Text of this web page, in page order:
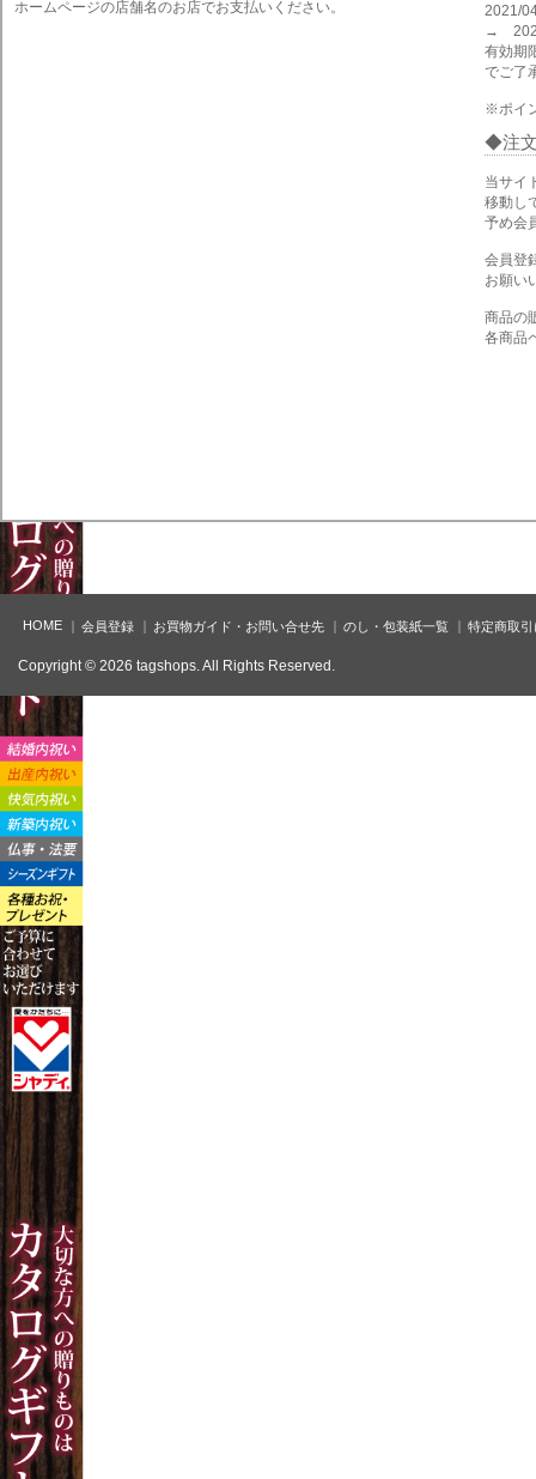
ホームページの店舗名のお店でお支払いください。
2021/
→
有効期
でご了
※ポイ
注
当サイ
移動し
予め会
会員登
お願い
商品の
各商品
HOME 会員登録 お買物ガイド・お問い合せ先 のし・包装紙一覧 特定商取
Copyright © 2026 tagshops. All Rights Reserved.